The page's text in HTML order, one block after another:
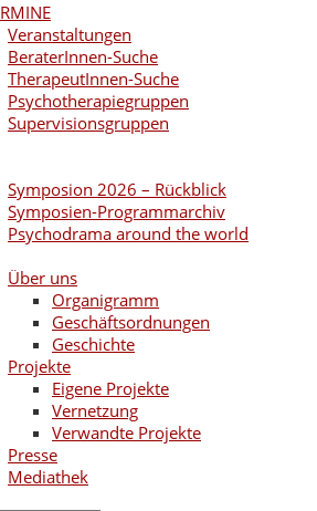
Veranstaltungen
BeraterInnen-Suche
TherapeutInnen-Suche
Psychotherapiegruppen
Supervisionsgruppen
Symposion 2026 – Rückblick
Symposien-Programmarchiv
Psychodrama around the world
Über uns
Organigramm
Geschäftsordnungen
Geschichte
Projekte
Eigene Projekte
Vernetzung
Verwandte Projekte
Presse
Mediathek